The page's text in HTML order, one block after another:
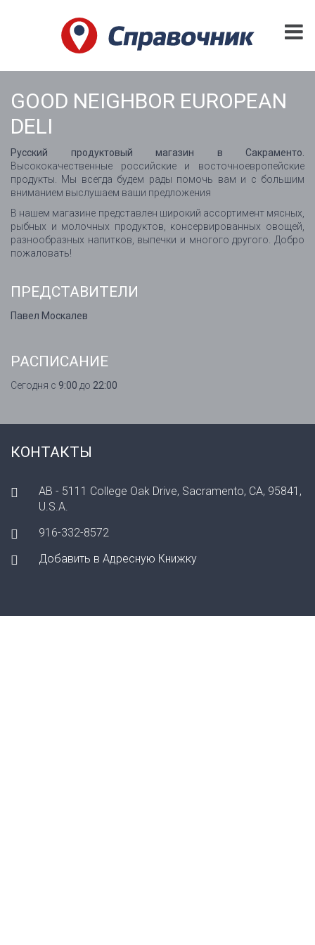
GOOD NEIGHBOR EUROPEAN
DELI
Русский продуктовый магазин в Сакраменто.
Высококачественные российские и восточноевропейские
продукты. Мы всегда будем рады помочь вам и с большим
вниманием выслушаем ваши предложения
В нашем магазине представлен широкий ассортимент мясных,
рыбных и молочных продуктов, консервированных овощей,
разнообразных напитков, выпечки и многого другого. Добро
пожаловать!
ПРЕДСТАВИТЕЛИ
Павел Москалев
РАСПИСАНИЕ
Сегодня с 9:00 до 22:00
КОНТАКТЫ
AB - 5111 College Oak Drive, Sacramento, CA, 95841,
U.S.A.
916-332-8572
Добавить в Адресную Книжку